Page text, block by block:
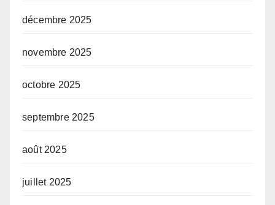
décembre 2025
novembre 2025
octobre 2025
septembre 2025
août 2025
juillet 2025